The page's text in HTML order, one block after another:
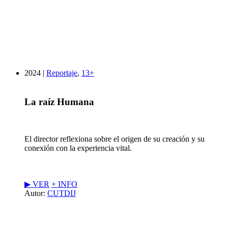
2024 | Reportaje, 13+
La raíz Humana
El director reflexiona sobre el origen de su creación y su
conexión con la experiencia vital.
▶︎ VER + INFO
Autor: CUTDIJ